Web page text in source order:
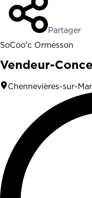
Partager
SoCoo'c Ormesson
Vendeur-
Chennevières-sur-